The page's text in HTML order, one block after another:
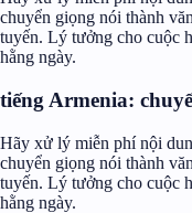
chuyển giọng nói thành
tuyến. Lý tưởng cho cuộc
hằng ngày.
tiếng Armenia:
Hãy xử lý miễn phí nội
chuyển giọng nói thành
tuyến. Lý tưởng cho cuộc
hằng ngày.